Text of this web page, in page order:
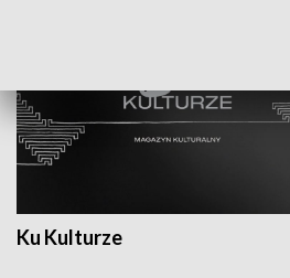
Ku Kulturze